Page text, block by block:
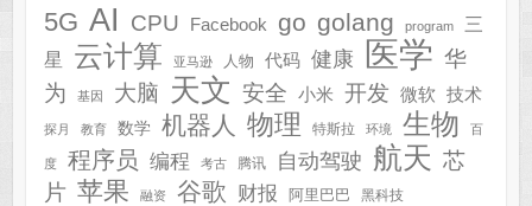
5G AI CPU Facebook go golang program
三
星
云计算 亚马逊 人物 代码 健康 医学 华
为
基因 大脑 天文 安全 小米 开发 微软 技术
探月 教育 数学 机器人 物理 特斯拉 环境 生物 百
度 程序员 编程 考古 腾讯 自动驾驶 航天 芯
片 苹果 融资 谷歌 财报 阿里巴巴 黑科技